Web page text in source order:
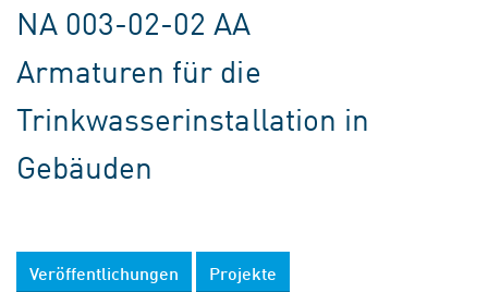
NA 003-02-02 AA
Armaturen für die
Trinkwasserinstallation in
Gebäuden
Veröffentlichungen Projekte